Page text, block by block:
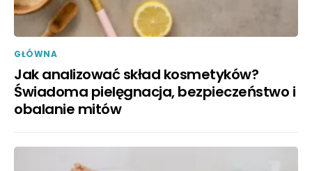
GŁÓWNA
Jak analizować skład kosmetyków?
Świadoma pielęgnacja, bezpieczeństwo i
obalanie mitów